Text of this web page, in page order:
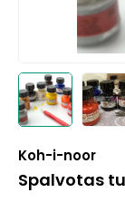
Koh-i-noor
Spalvotas